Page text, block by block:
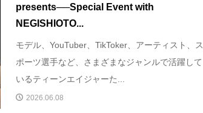
presents──Special Event with
NEGISHIOTO...
モデル、YouTuber、TikToker、アーティスト、ス
ポーツ選手など、さまざまなジャンルで活躍して
いるティーンエイジャーた...
2026.06.08